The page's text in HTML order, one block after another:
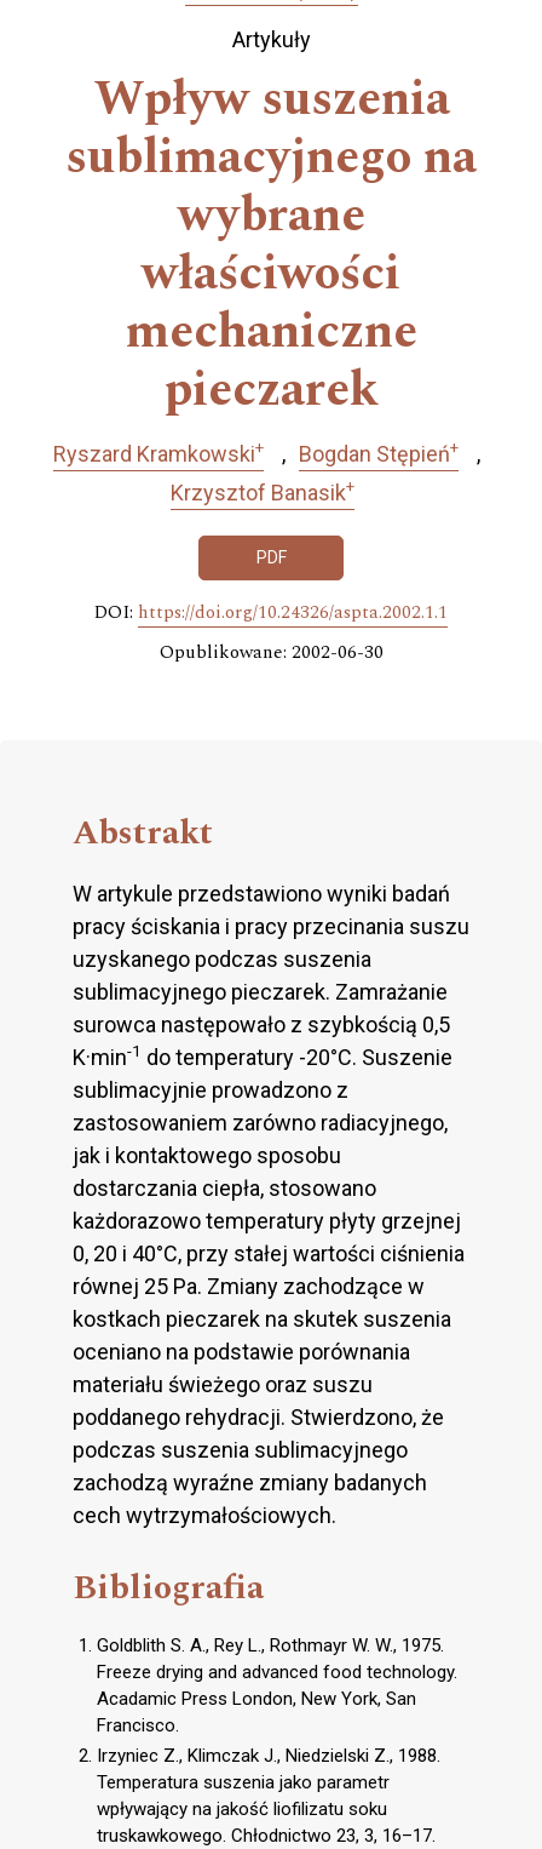
Artykuły
Wpływ suszenia
sublimacyjnego na
wybrane
właściwości
mechaniczne
pieczarek
Ryszard Kramkowski+ Bogdan Stępień+
Krzysztof Banasik+
PDF
DOI: https://doi.org/10.24326/aspta.2002.1.1
Opublikowane: 2002-06-30
Abstrakt
W artykule przedstawiono wyniki badań
pracy ściskania i pracy przecinania suszu
uzyskanego podczas suszenia
sublimacyjnego pieczarek. Zamrażanie
surowca następowało z szybkością 0,5
K·min-1 do temperatury -20°C. Suszenie
sublimacyjnie prowadzono z
zastosowaniem zarówno radiacyjnego,
jak i kontaktowego sposobu
dostarczania ciepła, stosowano
każdorazowo temperatury płyty grzejnej
0, 20 i 40°C, przy stałej wartości ciśnienia
równej 25 Pa. Zmiany zachodzące w
kostkach pieczarek na skutek suszenia
oceniano na podstawie porównania
materiału świeżego oraz suszu
poddanego rehydracji. Stwierdzono, że
podczas suszenia sublimacyjnego
zachodzą wyraźne zmiany badanych
cech wytrzymałościowych.
Bibliografia
Goldblith S. A., Rey L., Rothmayr W. W., 1975.
Freeze drying and advanced food technology.
Acadamic Press London, New York, San
Francisco.
Irzyniec Z., Klimczak J., Niedzielski Z., 1988.
Temperatura suszenia jako parametr
wpływający na jakość liofilizatu soku
truskawkowego. Chłodnictwo 23, 3, 16–17.